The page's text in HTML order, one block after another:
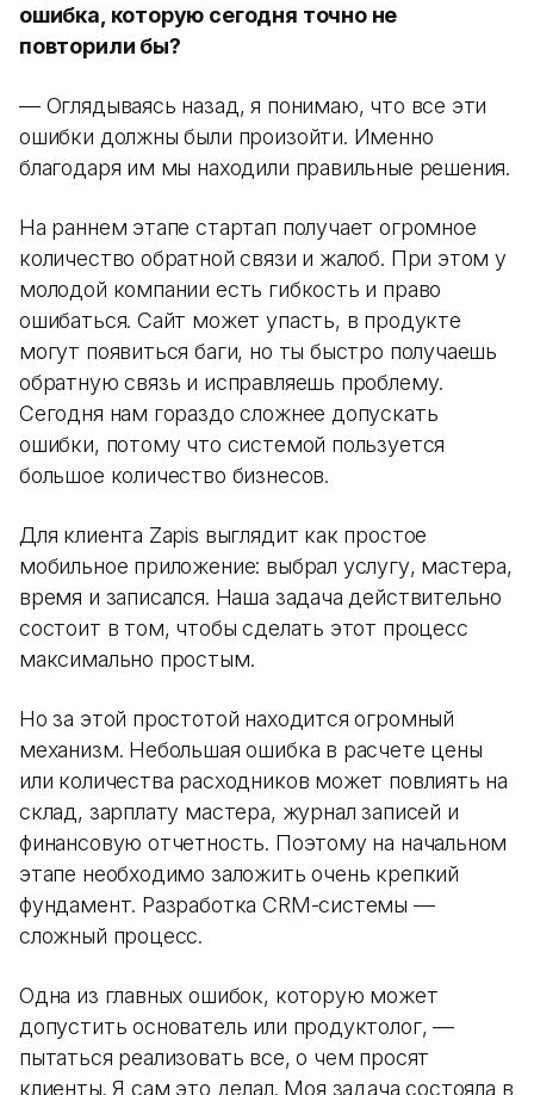
ошибка, которую сегодня точно не
повторили бы?
— Оглядываясь назад, я понимаю, что все эти
ошибки должны были произойти. Именно
благодаря им мы находили правильные решения.
На раннем этапе стартап получает огромное
количество обратной связи и жалоб. При этом у
молодой компании есть гибкость и право
ошибаться. Сайт может упасть, в продукте
могут появиться баги, но ты быстро получаешь
обратную связь и исправляешь проблему.
Сегодня нам гораздо сложнее допускать
ошибки, потому что системой пользуется
большое количество бизнесов.
Для клиента Zapis выглядит как простое
мобильное приложение: выбрал услугу, мастера,
время и записался. Наша задача действительно
состоит в том, чтобы сделать этот процесс
максимально простым.
Но за этой простотой находится огромный
механизм. Небольшая ошибка в расчете цены
или количества расходников может повлиять на
склад, зарплату мастера, журнал записей и
финансовую отчетность. Поэтому на начальном
этапе необходимо заложить очень крепкий
фундамент. Разработка CRM-системы —
сложный процесс.
Одна из главных ошибок, которую может
допустить основатель или продуктолог, —
пытаться реализовать все, о чем просят
клиенты. Я сам это делал. Моя задача состояла в